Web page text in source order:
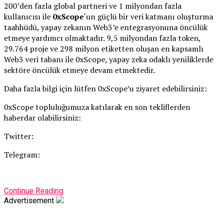
200’den fazla global partneri ve 1 milyondan fazla
kullanıcısı ile 0xScope‘un güçlü bir veri katmanı oluşturma
taahhüdü, yapay zekanın Web3’e entegrasyonuna öncülük
etmeye yardımcı olmaktadır. 9,5 milyondan fazla token,
29.764 proje ve 298 milyon etiketten oluşan en kapsamlı
Web3 veri tabanı ile 0xScope, yapay zeka odaklı yeniliklerde
sektöre öncülük etmeye devam etmektedir.
Daha fazla bilgi için lütfen 0xScope’u ziyaret edebilirsiniz:
0xScope topluluğumuza katılarak en son tekliflerden
haberdar olabilirsiniz:
Twitter:
Telegram:
Continue Reading
Advertisement